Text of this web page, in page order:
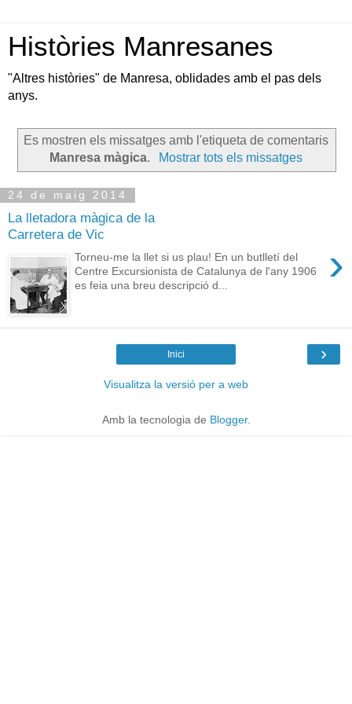
Històries Manresanes
"Altres històries" de Manresa, oblidades amb el pas dels
anys.
Es mostren els missatges amb l'etiqueta de comentaris
Manresa màgica. Mostrar tots els missatges
24 de maig 2014
La lletadora màgica de la
Carretera de Vic
›
Torneu-me la llet si us plau! En un butlletí del
Centre Excursionista de Catalunya de l'any 1906
es feia una breu descripció d...
›
Inici
Visualitza la versió per a web
Amb la tecnologia de Blogger.